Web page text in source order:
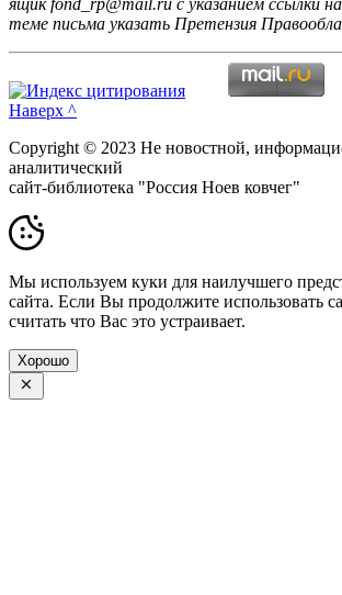
ящик fond_rp@mail.ru с указанием ссылки
теме письма указать Претензия
Наверх ^
Copyright © 2023 Не новостной,
аналитический
сайт-библиотека "Россия Ноев ковчег"
Мы используем куки для наилучшего
сайта. Если Вы продолжите использовать
считать что Вас это устраивает.
Хорошо